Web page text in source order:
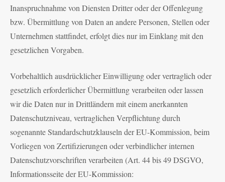
Inanspruchnahme von Diensten Dritter oder der Offenlegung
bzw. Übermittlung von Daten an andere Personen, Stellen oder
Unternehmen stattfindet, erfolgt dies nur im Einklang mit den
gesetzlichen Vorgaben.
Vorbehaltlich ausdrücklicher Einwilligung oder vertraglich oder
gesetzlich erforderlicher Übermittlung verarbeiten oder lassen
wir die Daten nur in Drittländern mit einem anerkannten
Datenschutzniveau, vertraglichen Verpflichtung durch
sogenannte Standardschutzklauseln der EU-Kommission, beim
Vorliegen von Zertifizierungen oder verbindlicher internen
Datenschutzvorschriften verarbeiten (Art. 44 bis 49 DSGVO,
Informationsseite der EU-Kommission: